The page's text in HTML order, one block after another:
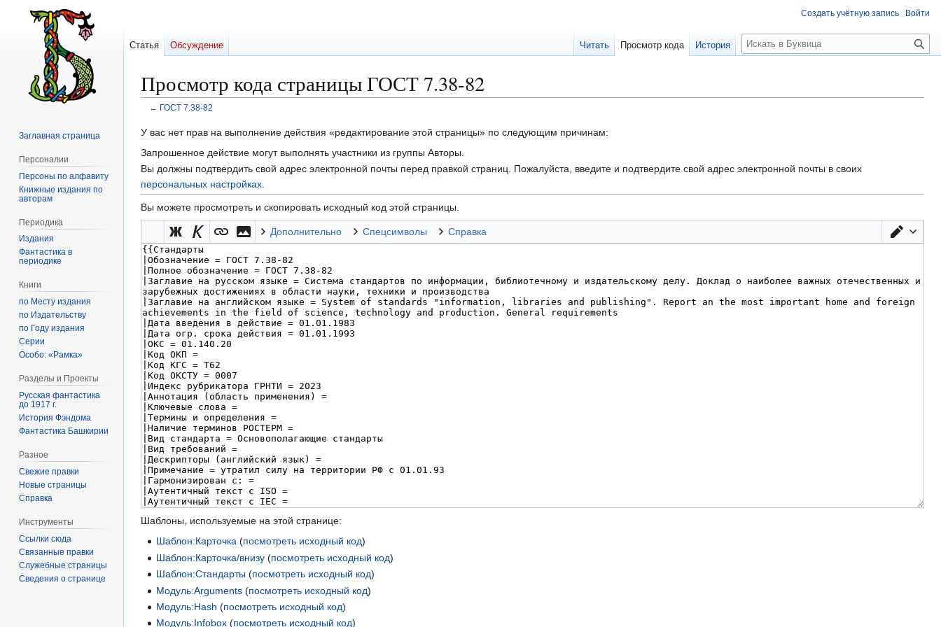
Просмотр кода страницы ГОСТ 7.38-82
← ГОСТ 7.38-82
Перейти
к
Перейти
к
У вас нет прав на выполнение действия «редактирование этой страницы» по следующим причинам:
Запрошенное действие могут выполнять участники из группы Авторы.
Вы должны подтвердить свой адрес электронной почты перед правкой страниц. Пожалуйста, введите и подтвердите свой адрес электронной почты в своих
персональных настройках
Вы можете просмотреть и скопировать исходный код этой страницы.
Дополнительно Спецсимволы Справка
Шаблоны, используемые на этой странице:
Шаблон:Карточка (посмотреть исходный код)
Шаблон:Карточка/внизу (посмотреть исходный код)
Шаблон:Стандарты (посмотреть исходный код)
Модуль:Arguments (посмотреть исходный код)
Модуль:Hash (посмотреть исходный код)
Модуль:Infobox (посмотреть исходный код)
Создать учётную запись Войти
Статья Обсуждение Читать Просмотр кода История
П
о
к
Заглавная страница
Персоналии
Персоны по алфавиту
Книжные издания по
авторам
Периодика
Издания
Фантастика в
периодике
Книги
по Месту издания
по Издательству
по Году издания
Серии
Особо: «Рамка»
Разделы и Проекты
Русская фантастика
до 1917 г.
История Фэндома
Фантастика Башкирии
Разное
Свежие правки
Новые страницы
Справка
Инструменты
Ссылки сюда
Связанные правки
Служебные страницы
Сведения о странице